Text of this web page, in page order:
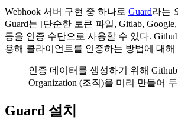
Webhook 서버 구현 중 하나로 Guard라는
Guard는 [단순한 토큰 파일, Gitlab,
등을 인증 수단으로 사용할 수 있다. Github
용해 클라이언트를 인증하는 방법에 대해
인증 데이터를 생성하기 위해
Organization (조직)을 미리 만들어
Guard 설치